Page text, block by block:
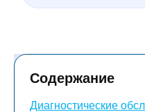
Содержание
Диагностические